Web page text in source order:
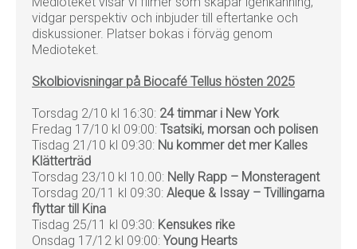
vidgar perspektiv och inbjuder till eftertanke och
diskussioner. Platser bokas i förväg genom
Medioteket.
Skolbiovisningar på Biocafé Tellus hösten 2025
Torsdag 2/10 kl 16:30: 24 timmar i New York
Fredag 17/10 kl 09:00: Tsatsiki, morsan och polisen
Tisdag 21/10 kl 09:30: Nu kommer det mer Kalles
Klätterträd
Torsdag 23/10 kl 10.00: Nelly Rapp – Monsteragent
Torsdag 20/11 kl 09:30: Aleque & Issay – Tvillingarna
flyttar till Kina
Tisdag 25/11 kl 09:30: Kensukes rike
Onsdag 17/12 kl 09:00: Young Hearts